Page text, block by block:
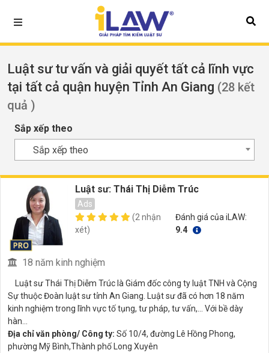
Luật sư tư vấn và giải quyết tất cả lĩnh vực
tại tất cả quận huyện Tỉnh An Giang (28 kết
quả )
Sắp xếp theo
Sắp xếp theo
Luật sư: Thái Thị Diễm Trúc
Ads
(2 nhận
xét)
Đánh giá của iLAW:
9.4
18 năm kinh nghiệm
Luật sư Thái Thị Diễm Trúc là Giám đốc công ty luật TNH và Cộng
Sự thuộc Đoàn luật sư tỉnh An Giang. Luật sư đã có hơn 18 năm
kinh nghiệm trong lĩnh vực tố tụng, tư pháp, tư vấn,... Với bề dày
hàn...
Địa chỉ văn phòng/ Công ty: Số 10/4, đường Lê Hồng Phong,
phường Mỹ Bình,Thành phố Long Xuyên